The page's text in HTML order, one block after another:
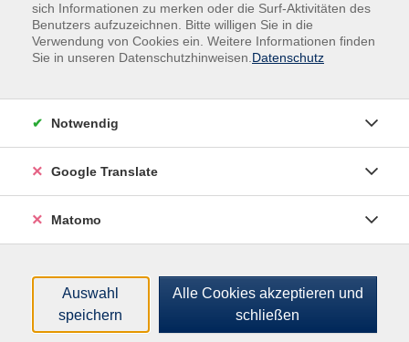
Gutschein
Newsletter
Zusatzqualifikation Erlebnispädagogik
Zertifizierte Fachkraft Büroverwaltung
sich Informationen zu merken oder die Surf-Aktivitäten des
Benutzers aufzuzeichnen. Bitte willigen Sie in die
Verwendung von Cookies ein. Weitere Informationen finden
Sie in unseren Datenschutzhinweisen. Datenschutz
Notwendig
Google Translate
Matomo
Auswahl
speichern
Alle Cookies akzeptieren und
schließen